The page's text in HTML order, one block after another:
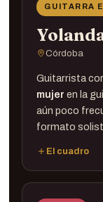
GUITARRA
Córdoba
Guitarrista
mujer en la
aún poco
formato
El cuadro
Guitarra ·